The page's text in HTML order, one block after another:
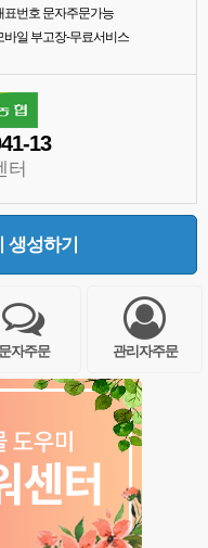
번호 문자주문가능
일 부고장-무료서비스
13
터
생성하기
문자주문 관리자주문